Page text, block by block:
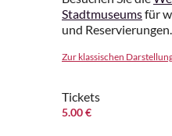
Stadtmuseumsfür
und Reservierungen.
Zur klassischen
Tickets
5.00 €